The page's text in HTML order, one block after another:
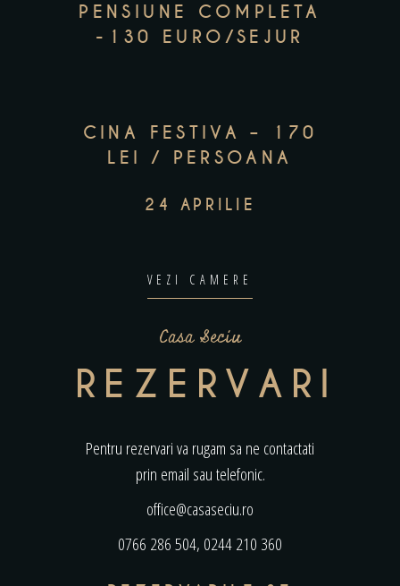
PENSIUNE COMPLETA
-130 EURO/SEJUR
CINA FESTIVA – 170
LEI / PERSOANA
24 APRILIE
VEZI CAMERE
Casa Seciu
REZERVARI
Pentru rezervari va rugam sa ne contactati
prin email sau telefonic.
office@casaseciu.ro
0766 286 504, 0244 210 360